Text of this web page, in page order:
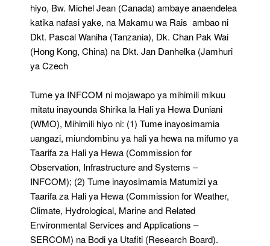
hiyo, Bw. Michel Jean (Canada) ambaye anaendelea
katika nafasi yake, na Makamu wa Rais ambao ni
Dkt. Pascal Waniha (Tanzania), Dk. Chan Pak Wai
(Hong Kong, China) na Dkt. Jan Danhelka (Jamhuri
ya Czech
Tume ya INFCOM ni mojawapo ya mihimili mikuu
mitatu inayounda Shirika la Hali ya Hewa Duniani
(WMO), Mihimili hiyo ni: (1) Tume inayosimamia
uangazi, miundombinu ya hali ya hewa na mifumo ya
Taarifa za Hali ya Hewa (Commission for
Observation, Infrastructure and Systems –
INFCOM); (2) Tume inayosimamia Matumizi ya
Taarifa za Hali ya Hewa (Commission for Weather,
Climate, Hydrological, Marine and Related
Environmental Services and Applications –
SERCOM) na Bodi ya Utafiti (Research Board).